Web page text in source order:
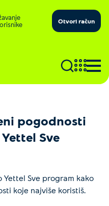
Otvori račun
pogodnosti
Sve
Yettel Sve program kako
koje najviše koristiš.